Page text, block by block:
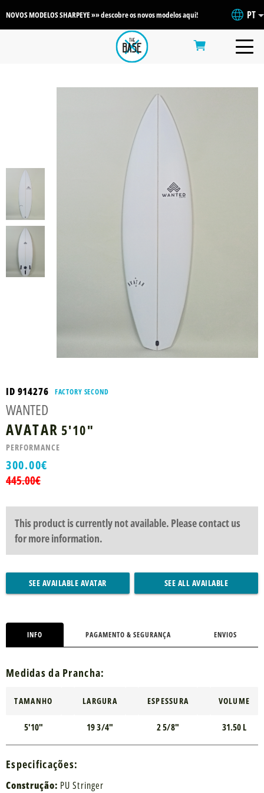
NOVOS MODELOS SHARPEYE »» descobre os novos modelos aqui! PT
ID 914276 FACTORY SECOND
WANTED
AVATAR 5'10"
PERFORMANCE
300.00€
445.00€
This product is currently not available. Please contact us
for more information.
SEE AVAILABLE AVATAR SEE ALL AVAILABLE
INFO PAGAMENTO & SEGURANÇA ENVIOS
Medidas da Prancha:
TAMANHO LARGURA ESPESSURA VOLUME
5'10" 19 3/4" 2 5/8" 31.50 L
Especificações:
Construção: PU Stringer